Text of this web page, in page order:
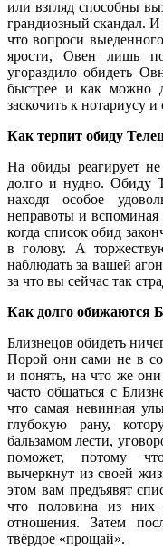
или взгляд способны
грандиозный скандал. И
что вопроси выеденного
ярости, Овен лишь
угораздило обидеть
быстрее и как можно
заскочить к нотариусу и
Как терпит обиду
На обиды реагирует не
долго и нудно. Обиду
находя
особое
неправоты и вспоминая
когда список обид
в
голову. А
наблюдать за вашей
за что вы сейчас так
Как долго обижаются
Близнецов обидеть
Порой они сами не в
и понять, на что же они
часто общаться с
что самая невинная
глубокую
рану,
бальзамом лести,
поможет, потому
вычеркнут из своей
этом вам предъявят
что
половина из них
отношения.Затем
твёрдое «прощай».